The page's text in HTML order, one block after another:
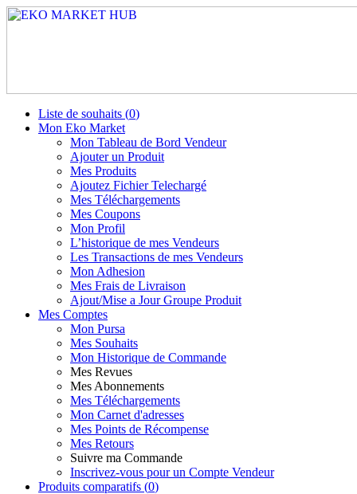
Liste de souhaits (0)
Mon Eko Market
Mon Tableau de Bord Vendeur
Ajouter un Produit
Mes Produits
Ajoutez Fichier Telechargé
Mes Téléchargements
Mes Coupons
Mon Profil
L’historique de mes Vendeurs
Les Transactions de mes Vendeurs
Mon Adhesion
Mes Frais de Livraison
Ajout/Mise a Jour Groupe Produit
Mes Comptes
Mon Pursa
Mes Souhaits
Mon Historique de Commande
Mes Revues
Mes Abonnements
Mes Téléchargements
Mon Carnet d'adresses
Mes Points de Récompense
Mes Retours
Suivre ma Commande
Inscrivez-vous pour un Compte Vendeur
Produits comparatifs (0)